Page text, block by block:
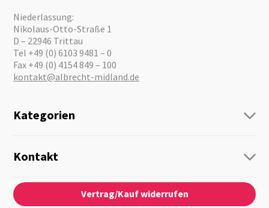
Niederlassung:
Nikolaus-Otto-Straße 1
D – 22946 Trittau
Tel +49 (0) 6103 9481 – 0
Fax +49 (0) 4154 849 – 100
kontakt@albrecht-midland.de
Kategorien
Personenführung
Audio
Notfallvorsorge
Kontakt
Kontaktformular
Über Uns
News
Vertrag/Kauf widerrufen